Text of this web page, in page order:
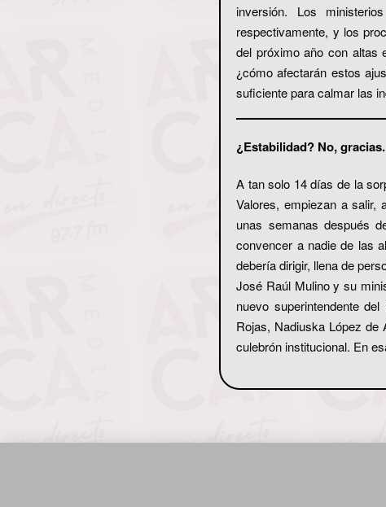
inversión. Los
respectivamente, y los
del próximo año con altas
¿cómo afectarán estos
suficiente para calmar las
¿Estabilidad? No,
A tan solo 14 días de la
Valores, empiezan a salir,
unas semanas después
convencer a nadie de las
debería dirigir, llena de
José Raúl Mulino y su
nuevo superintendente
Rojas, Nadiuska López de
culebrón institucional. En